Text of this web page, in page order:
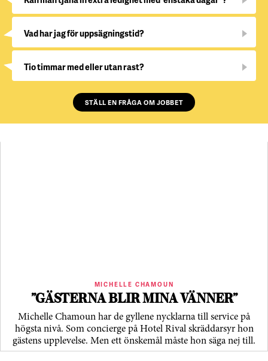
Vad har jag för uppsägningstid?
Tio timmar med eller utan rast?
STÄLL EN FRÅGA OM JOBBET
MICHELLE CHAMOUN
”GÄSTERNA BLIR MINA VÄNNER”
Michelle Chamoun har de gyllene nycklarna till service på
högsta nivå. Som concierge på Hotel Rival skräddarsyr hon
gästens upp­levelse. Men ett önskemål måste hon säga nej till.